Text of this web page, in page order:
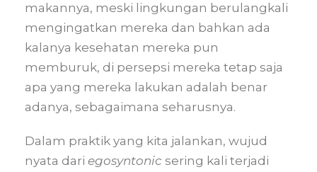
makannya, meski lingkungan berulangkali
mengingatkan mereka dan bahkan ada
kalanya kesehatan mereka pun
memburuk, di persepsi mereka tetap saja
apa yang mereka lakukan adalah benar
adanya, sebagaimana seharusnya.
Dalam praktik yang kita jalankan, wujud
nyata dari egosyntonic sering kali terjadi